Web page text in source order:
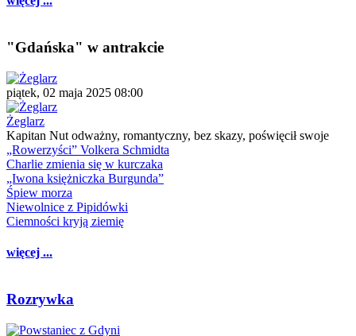
"Gdańska" w antrakcie
piątek, 02 maja 2025 08:00
Żeglarz
Kapitan Nut odważny, romantyczny, bez skazy, poświęcił swoje
„Rowerzyści” Volkera Schmidta
Charlie zmienia się w kurczaka
„Iwona księżniczka Burgunda”
Śpiew morza
Niewolnice z Pipidówki
Ciemności kryją ziemię
więcej ...
Rozrywka